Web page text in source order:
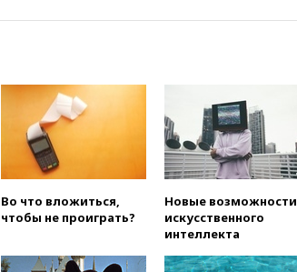
Во что вложиться,
чтобы не проиграть?
Новые возможности
искусственного
интеллекта